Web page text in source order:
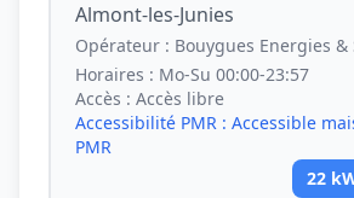
Almont-les-Junies
Opérateur : Bouygues Energies &
Horaires : Mo-Su 00:00-23:57
Accès : Accès libre
Accessibilité PMR : Accessible
PMR
22